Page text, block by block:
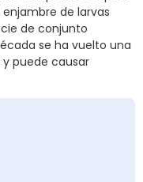
de larvas
de conjunto
se ha vuelto una
puede causar